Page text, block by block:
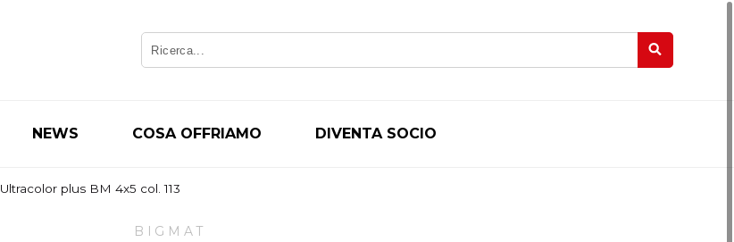
NEWS COSA OFFRIAMO DIVENTA SOCIO
Ultracolor plus BM 4x5 col. 113
BIGMAT